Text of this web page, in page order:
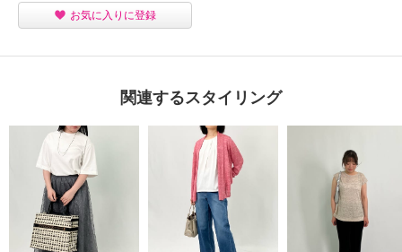
お気に入りに登録
関連するスタイリング